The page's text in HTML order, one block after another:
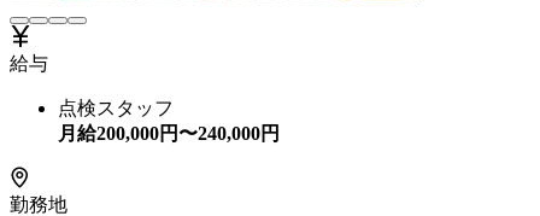
給与
点検スタッフ
月給200,000円〜240,000円
勤務地